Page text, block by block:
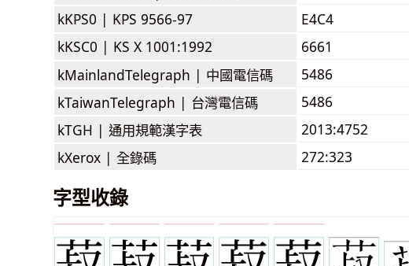
kKPS0 | KPS 9566-97
E4C4
kKSC0 | KS X 1001:1992
6661
kMainlandTelegraph | 中國電信碼
5486
kTaiwanTelegraph | 台灣電信碼
5486
kTGH | 通用規範漢字表
2013:4752
kXerox | 全錄碼 272:323
字型收錄